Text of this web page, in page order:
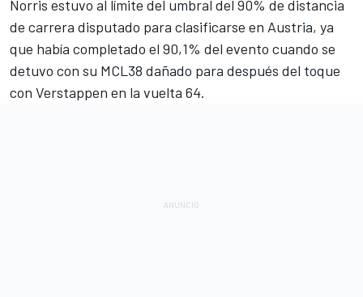
Norris estuvo al límite del umbral del 90% de distancia
de carrera disputado para clasificarse en Austria, ya
que había completado el 90,1% del evento cuando se
detuvo con su MCL38 dañado para después del toque
con Verstappen en la vuelta 64.